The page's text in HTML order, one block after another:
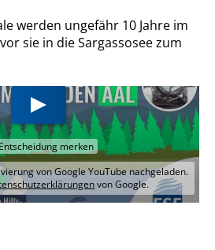
werden ungefähr 10 Jahre im
sie in die Sargassosee zum
Entscheidung merken
von Google YouTube nachgeladen.
von Google.